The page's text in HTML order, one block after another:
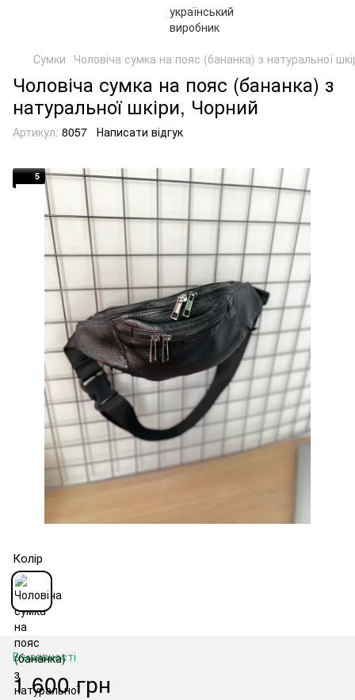
Сумки Чоловіча сумка на пояс (бананка) з натуральної
Чоловіча сумка на пояс (бананка) з
натуральної шкіри, Чорний
Артикул: 8057 Написати відгук
5
Колір
В наявності
1 600 грн